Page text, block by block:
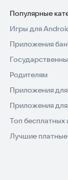
Популярные
Игры для
Приложения
Родителям
Приложения
Приложения
Топ бесплатных
Лучшие